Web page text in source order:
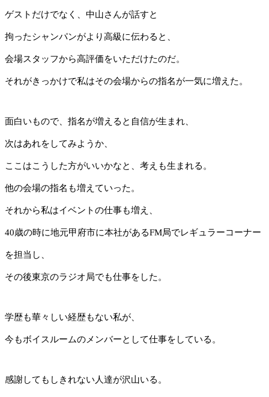
ゲストだけでなく、中山さんが話すと
拘ったシャンパンがより高級に伝わると、
会場スタッフから高評価をいただけたのだ。
それがきっかけで私はその会場からの指名が一気に増えた。
面白いもので、指名が増えると自信が生まれ、
次はあれをしてみようか、
ここはこうした方がいいかなと、考えも生まれる。
他の会場の指名も増えていった。
それから私はイベントの仕事も増え、
40歳の時に地元甲府市に本社があるFM局でレギュラーコーナー
を担当し、
その後東京のラジオ局でも仕事をした。
学歴も華々しい経歴もない私が、
今もボイスルームのメンバーとして仕事をしている。
感謝してもしきれない人達が沢山いる。